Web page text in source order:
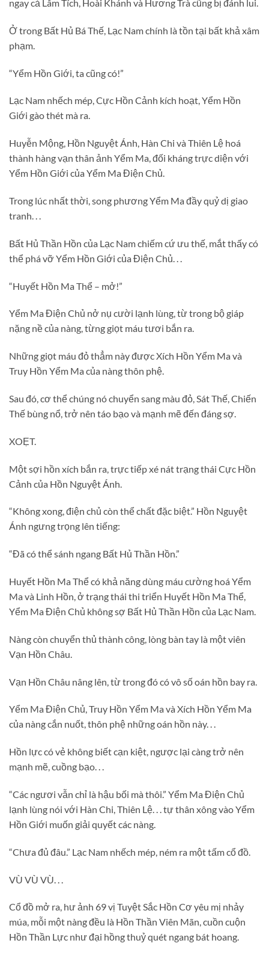
ngay cả Lâm Tích, Hoài Khánh và Hương Trà cũng bị đánh lui.
Ở trong Bất Hủ Bá Thế, Lạc Nam chính là tồn tại bất khả xâm
phạm.
“Yểm Hồn Giới, ta cũng có!”
Lạc Nam nhếch mép, Cực Hồn Cảnh kích hoạt, Yểm Hồn
Giới gào thét mà ra.
Huyễn Mộng, Hồn Nguyệt Ánh, Hàn Chi và Thiên Lệ hoá
thành hàng vạn thân ảnh Yểm Ma, đối kháng trực diện với
Yểm Hồn Giới của Yểm Ma Điện Chủ.
Trong lúc nhất thời, song phương Yểm Ma đầy quỷ dị giao
tranh. . .
Bất Hủ Thần Hồn của Lạc Nam chiếm cứ ưu thế, mắt thấy có
thể phá vỡ Yểm Hồn Giới của Điện Chủ. . .
“Huyết Hồn Ma Thể – mở!”
Yểm Ma Điện Chủ nở nụ cười lạnh lùng, từ trong bộ giáp
nặng nề của nàng, từng giọt máu tươi bắn ra.
Những giọt máu đỏ thẳm này được Xích Hồn Yểm Ma và
Truy Hồn Yểm Ma của nàng thôn phệ.
Sau đó, cơ thể chúng nó chuyển sang màu đỏ, Sát Thế, Chiến
Thế bùng nổ, trở nên táo bạo và mạnh mẽ đến đáng sợ.
XOẸT.
Một sợi hồn xích bắn ra, trực tiếp xé nát trạng thái Cực Hồn
Cảnh của Hồn Nguyệt Ánh.
“Không xong, điện chủ còn thể chất đặc biệt.” Hồn Nguyệt
Ánh ngưng trọng lên tiếng:
“Đã có thể sánh ngang Bất Hủ Thần Hồn.”
Huyết Hồn Ma Thể có khả năng dùng máu cường hoá Yểm
Ma và Linh Hồn, ở trạng thái thi triển Huyết Hồn Ma Thể,
Yểm Ma Điện Chủ không sợ Bất Hủ Thần Hồn của Lạc Nam.
Nàng còn chuyển thủ thành công, lòng bàn tay là một viên
Vạn Hồn Châu.
Vạn Hồn Châu nâng lên, từ trong đó có vô số oán hồn bay ra.
Yểm Ma Điện Chủ, Truy Hồn Yểm Ma và Xích Hồn Yểm Ma
của nàng cắn nuốt, thôn phệ những oán hồn này. . .
Hồn lực có vẻ không biết cạn kiệt, ngược lại càng trở nên
mạnh mẽ, cuồng bạo. . .
“Các ngươi vẫn chỉ là hậu bối mà thôi.” Yểm Ma Điện Chủ
lạnh lùng nói với Hàn Chi, Thiên Lệ. . . tự thân xông vào Yểm
Hồn Giới muốn giải quyết các nàng.
“Chưa đủ đâu.” Lạc Nam nhếch mép, ném ra một tấm cổ đồ.
VÙ VÙ VÙ. . .
Cổ đồ mở ra, hư ảnh 69 vị Tuyệt Sắc Hồn Cơ yêu mị nhảy
múa, mỗi một nàng đều là Hồn Thần Viên Mãn, cuồn cuộn
Hồn Thần Lực như đại hồng thuỷ quét ngang bát hoang.